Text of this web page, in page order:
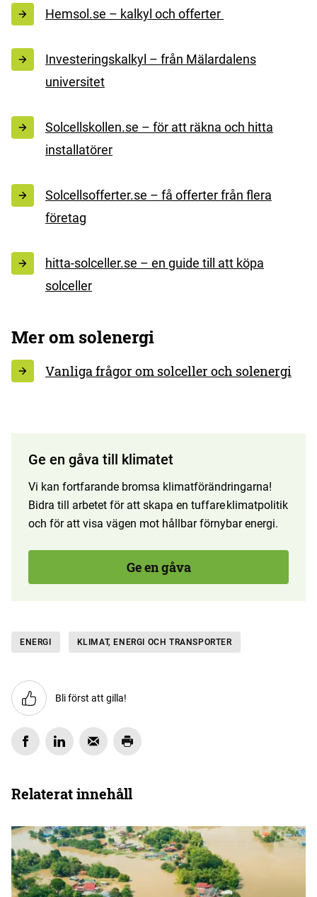
Hemsol.se – kalkyl och offerter
Investeringskalkyl – från Mälardalens
universitet
Solcellskollen.se – för att räkna och hitta
installatörer
Solcellsofferter.se – få offerter från flera
företag
hitta-solceller.se – en guide till att köpa
solceller
Mer om solenergi
Vanliga frågor om solceller och solenergi
Ge en gåva till klimatet
Vi kan fortfarande bromsa klimatförändringarna!
Bidra till arbetet för att skapa en tuffare klimatpolitik
och för att visa vägen mot hållbar förnybar energi.
Ge en gåva
ENERGI KLIMAT, ENERGI OCH TRANSPORTER
Bli först att gilla!
Relaterat innehåll